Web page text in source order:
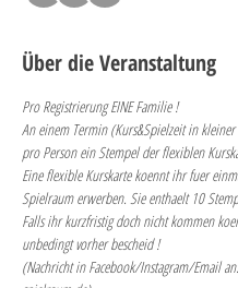
Über die Veranstaltung
Pro Registrierung EINE Familie !
An einem Termin (Kurs&Spielzeit in
pro Person ein Stempel der flexiblen
Eine flexible Kurskarte koennt ihr fuer
Spielraum erwerben. Sie enthaelt 10
Falls ihr kurzfristig doch nicht kommen
unbedingt vorher bescheid !
(Nachricht in Facebook/Instagram/Email